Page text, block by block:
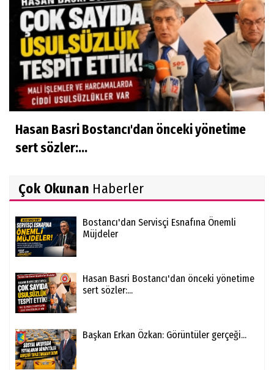
Hasan Basri Bostancı'dan önceki yönetime
sert sözler:...
Çok Okunan Haberler
Bostancı'dan Servisçi Esnafına Önemli
Müjdeler
Hasan Basri Bostancı'dan önceki yönetime
sert sözler:...
Başkan Erkan Özkan: Görüntüler gerçeği...